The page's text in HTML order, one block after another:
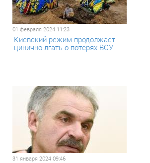
01 февраля 2024 11:23
Киевский режим продолжает
цинично лгать о потерях ВСУ
31 января 2024 09:46